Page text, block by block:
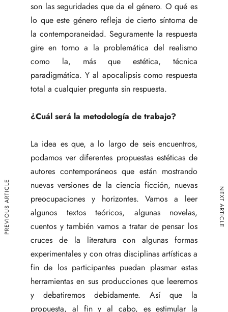
son las seguridades que da el género. O qué es
lo que este género refleja de cierto síntoma de
la contemporaneidad. Seguramente la respuesta
gire en torno a la problemática del realismo
como la, más que estética, técnica
paradigmática. Y al apocalipsis como respuesta
total a cualquier pregunta sin respuesta.
¿Cuál será la metodología de trabajo?
La idea es que, a lo largo de seis encuentros,
podamos ver diferentes propuestas estéticas de
autores contemporáneos que están mostrando
nuevas versiones de la ciencia ficción, nuevas
preocupaciones y horizontes. Vamos a leer
algunos textos teóricos, algunas novelas,
cuentos y también vamos a tratar de pensar los
cruces de la literatura con algunas formas
experimentales y con otras disciplinas artísticas a
fin de los participantes puedan plasmar estas
herramientas en sus producciones que leeremos
y debatiremos debidamente. Así que la
propuesta, al fin y al cabo, es estimular la
PREVIOUS ARTICLE NEXT ARTICLE